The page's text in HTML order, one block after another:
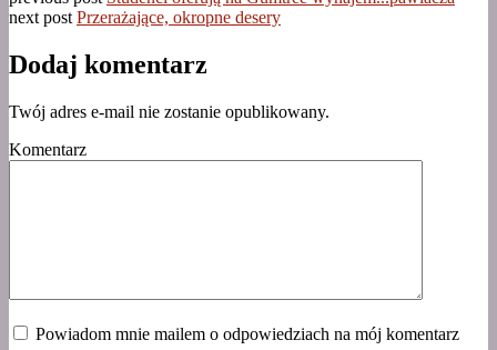
next post Przerażające, okropne desery
Dodaj komentarz
Twój adres e-mail nie zostanie opublikowany.
Komentarz
Powiadom mnie mailem o odpowiedziach na mój komentarz